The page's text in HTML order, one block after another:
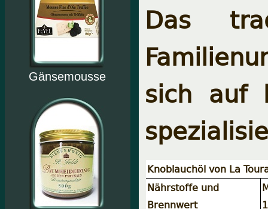
Gänsemousse
Das
sich auf
Knoblauchöl von La
Nährstoffe und
Brennwert